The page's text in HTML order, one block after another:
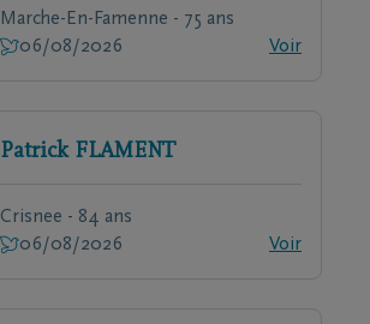
Marche-En-Famenne - 75 ans
06/08/2026
Voir
Patrick FLAMENT
Crisnee - 84 ans
06/08/2026
Voir